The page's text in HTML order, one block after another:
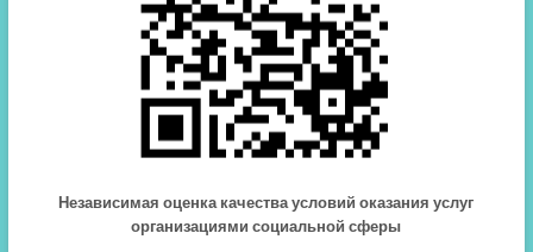
Независимая оценка качества условий оказания услуг
организациями социальной сферы